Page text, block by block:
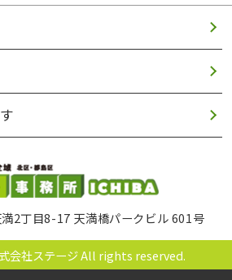
2丁目8-17 天満橋パークビル 601号
会社ステージ All rights reserved.